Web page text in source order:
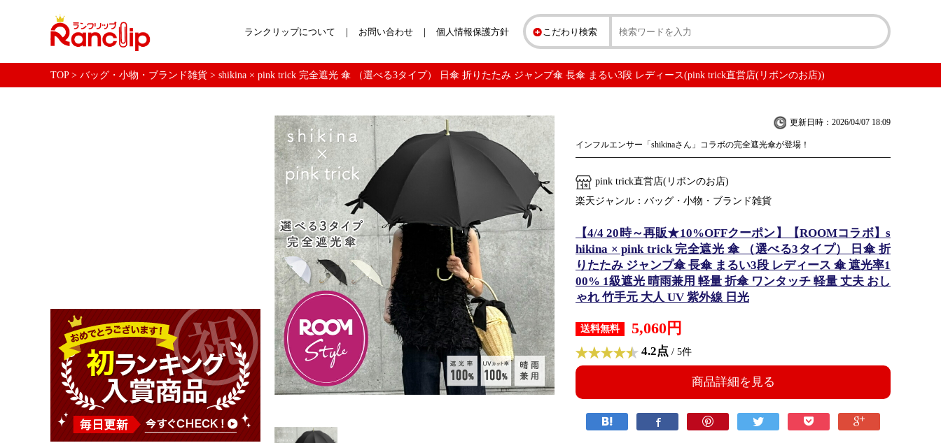
こだわり検索
ランクリップについて お問い合わせ 個人情報保護方針
TOP> バッグ・小物・ブランド雑貨 > shikina × pink trick 完全遮光 傘 （選べる3タイプ） 日傘 折りたたみ ジャンプ傘 長傘 まるい3段 レディース(pink trick直営店(リボンのお店))
更新日時：2026/04/07 18:09
インフルエンサー「shikinaさん」コラボの完全遮光傘が登場！
pink trick直営店(リボンのお店)
楽天ジャンル：バッグ・小物・ブランド雑貨
【4/4 20時～再販★10%OFFクーポン】【ROOMコラボ】s
hikina × pink trick 完全遮光 傘 （選べる3タイプ） 日傘 折
りたたみ ジャンプ傘 長傘 まるい3段 レディース 傘 遮光率1
00% 1級遮光 晴雨兼用 軽量 折傘 ワンタッチ 軽量 丈夫 おし
ゃれ 竹手元 大人 UV 紫外線 日光
送料無料 5,060円
4.2点 / 5件
商品詳細を見る